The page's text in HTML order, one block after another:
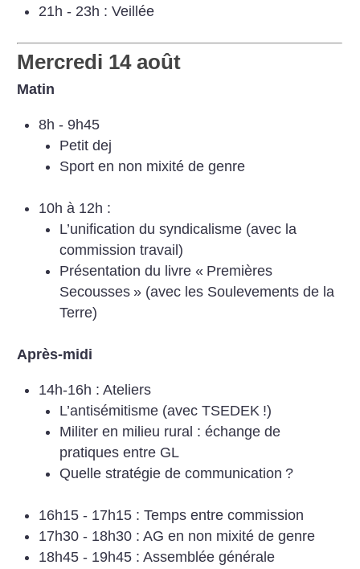
21h - 23h : Veillée
Mercredi 14 août
Matin
8h - 9h45
Petit dej
Sport en non mixité de genre
10h à 12h :
L’unification du syndicalisme (avec la
commission travail)
Présentation du livre « Premières
Secousses » (avec les Soulevements de la
Terre)
Après-midi
14h-16h : Ateliers
L’antisémitisme (avec TSEDEK !)
Militer en milieu rural : échange de
pratiques entre GL
Quelle stratégie de communication ?
16h15 - 17h15 : Temps entre commission
17h30 - 18h30 : AG en non mixité de genre
18h45 - 19h45 : Assemblée générale